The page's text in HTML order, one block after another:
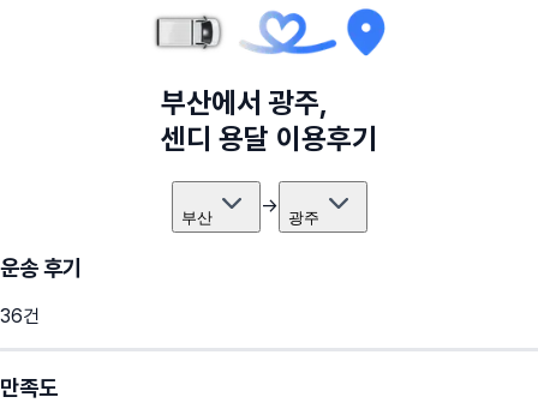
부산에서광주,
센디 용달 이용후기
부산 → 광주
운송 후기
36건
만족도